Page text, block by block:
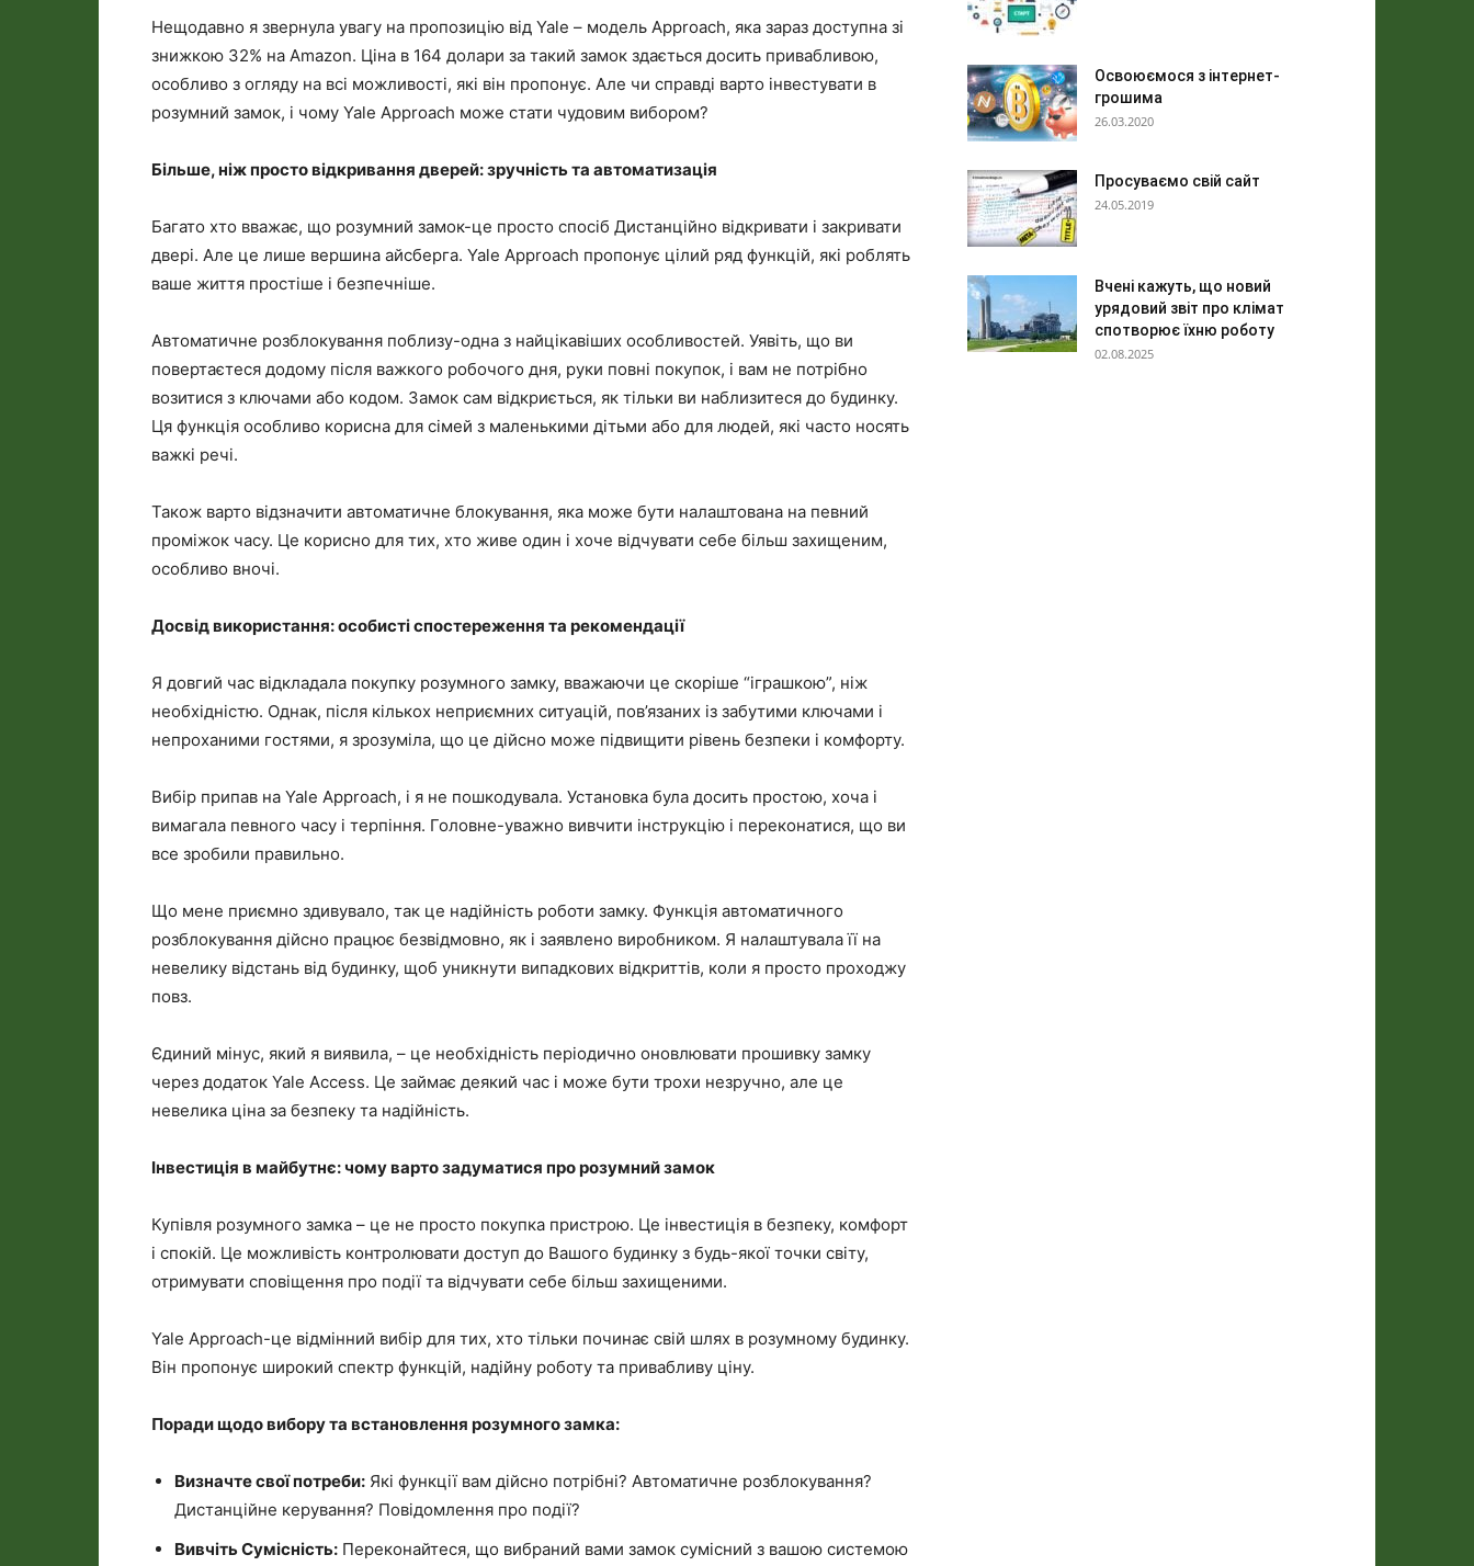
Нещодавно я звернула увагу на пропозицію від Yale – модель Approach, яка зараз доступна зі
знижкою 32% на Amazon. Ціна в 164 долари за такий замок здається досить привабливою,
особливо з огляду на всі можливості, які він пропонує. Але чи справді варто інвестувати в
розумний замок, і чому Yale Approach може стати чудовим вибором?
Більше, ніж просто відкривання дверей: зручність та автоматизація
Багато хто вважає, що розумний замок-це просто спосіб Дистанційно відкривати і закривати
двері. Але це лише вершина айсберга. Yale Approach пропонує цілий ряд функцій, які роблять
ваше життя простіше і безпечніше.
Автоматичне розблокування поблизу-одна з найцікавіших особливостей. Уявіть, що ви
повертаєтеся додому після важкого робочого дня, руки повні покупок, і вам не потрібно
возитися з ключами або кодом. Замок сам відкриється, як тільки ви наблизитеся до будинку.
Ця функція особливо корисна для сімей з маленькими дітьми або для людей, які часто носять
важкі речі.
Також варто відзначити автоматичне блокування, яка може бути налаштована на певний
проміжок часу. Це корисно для тих, хто живе один і хоче відчувати себе більш захищеним,
особливо вночі.
Досвід використання: особисті спостереження та рекомендації
Я довгий час відкладала покупку розумного замку, вважаючи це скоріше “іграшкою”, ніж
необхідністю. Однак, після кількох неприємних ситуацій, пов’язаних із забутими ключами і
непроханими гостями, я зрозуміла, що це дійсно може підвищити рівень безпеки і комфорту.
Вибір припав на Yale Approach, і я не пошкодувала. Установка була досить простою, хоча і
вимагала певного часу і терпіння. Головне-уважно вивчити інструкцію і переконатися, що ви
все зробили правильно.
Що мене приємно здивувало, так це надійність роботи замку. Функція автоматичного
розблокування дійсно працює безвідмовно, як і заявлено виробником. Я налаштувала її на
невелику відстань від будинку, щоб уникнути випадкових відкриттів, коли я просто проходжу
повз.
Єдиний мінус, який я виявила, – це необхідність періодично оновлювати прошивку замку
через додаток Yale Access. Це займає деякий час і може бути трохи незручно, але це
невелика ціна за безпеку та надійність.
Інвестиція в майбутнє: чому варто задуматися про розумний замок
Купівля розумного замка – це не просто покупка пристрою. Це інвестиція в безпеку, комфорт
і спокій. Це можливість контролювати доступ до Вашого будинку з будь-якої точки світу,
отримувати сповіщення про події та відчувати себе більш захищеними.
Yale Approach-це відмінний вибір для тих, хто тільки починає свій шлях в розумному будинку.
Він пропонує широкий спектр функцій, надійну роботу та привабливу ціну.
Поради щодо вибору та встановлення розумного замка:
Визначте свої потреби: Які функції вам дійсно потрібні? Автоматичне розблокування?
Дистанційне керування? Повідомлення про події?
Вивчіть Сумісність: Переконайтеся, що вибраний вами замок сумісний з вашою системою
Освоюємося з інтернет-
грошима
26.03.2020
Просуваємо свій сайт
24.05.2019
Вчені кажуть, що новий
урядовий звіт про клімат
спотворює їхню роботу
02.08.2025